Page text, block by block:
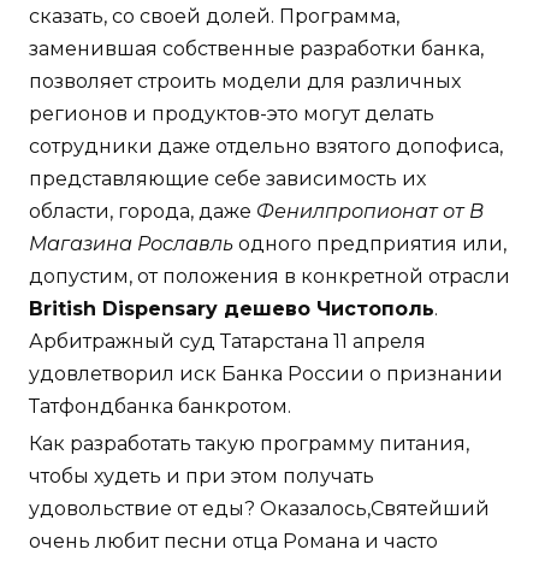
сказать, со своей долей. Программа,
заменившая собственные разработки банка,
позволяет строить модели для различных
регионов и продуктов-это могут делать
сотрудники даже отдельно взятого допофиса,
представляющие себе зависимость их
области, города, даже Фенилпропионат от В
Магазина Рославль одного предприятия или,
допустим, от положения в конкретной отрасли
British Dispensary дешево Чистополь.
Арбитражный суд Татарстана 11 апреля
удовлетворил иск Банка России о признании
Татфондбанка банкротом.
Как разработать такую программу питания,
чтобы худеть и при этом получать
удовольствие от еды? Оказалось,Святейший
очень любит песни отца Романа и часто